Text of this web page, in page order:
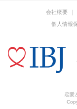
会社概要
個人情報
恋愛